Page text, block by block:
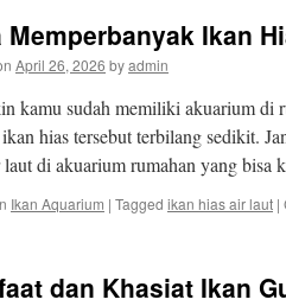
Memperbanyak Ikan
April 26, 2026 byadmin
kamu sudah memiliki akuarium di
hias tersebut terbilang sedikit.
laut di akuarium rumahan yang bisa
Ikan Aquarium | Tagged ikan hias air laut |
dan Khasiat Ikan